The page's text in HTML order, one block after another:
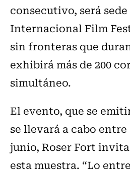
consecutivo, será
Internacional Film
sin fronteras que
exhibirá más de 200
simultáneo.
El evento, que se
se llevará a cabo entre
junio, Roser Fort
esta muestra. “Lo